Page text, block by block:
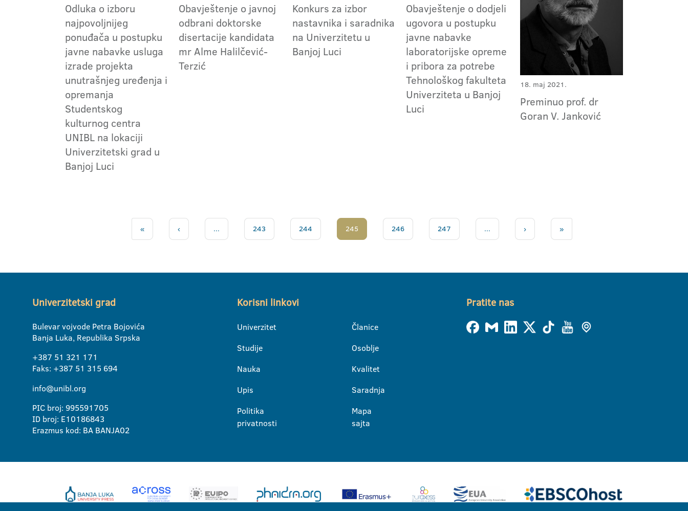
Odluka o izboru
najpovoljnijeg
ponuđača u postupku
javne nabavke usluga
izrade projekta
unutrašnjeg uređenja i
opremanja
Studentskog
kulturnog centra
UNIBL na lokaciji
Univerzitetski grad u
Banjoj Luci
Obavještenje o javnoj
odbrani doktorske
disertacije kandidata
mr Alme Halilčević-
Terzić
Konkurs za izbor
nastavnika i saradnika
na Univerzitetu u
Banjoj Luci
Obavještenje o dodjeli
ugovora u postupku
javne nabavke
laboratorijske opreme
i pribora za potrebe
Tehnološkog fakulteta
Univerziteta u Banjoj
Luci
18. maj 2021.
Preminuo prof. dr
Goran V. Janković
« ‹ ... 243 244 245 246 247 ... › »
Univerzitetski grad
Bulevar vojvode Petra Bojovića
Banja Luka, Republika Srpska
+387 51 321 171
Faks: +387 51 315 694
info@unibl.org
PIC broj: 995591705
ID broj: E10186843
Erazmus kod: BA BANJA02
Korisni linkovi
Univerzitet
Studije
Nauka
Upis
Politika
privatnosti
Članice
Osoblje
Kvalitet
Saradnja
Mapa
sajta
Pratite nas